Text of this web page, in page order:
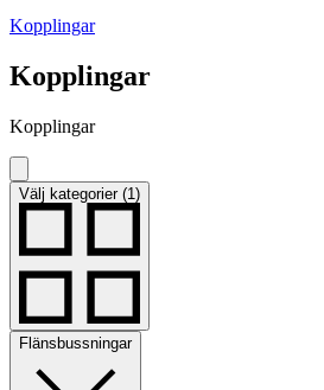
Kopplingar
Kopplingar
Kopplingar
Välj kategorier (1)
Flänsbussningar